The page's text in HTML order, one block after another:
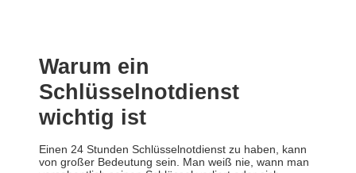
Warum ein
Schlüsselnotdienst
wichtig ist
Einen 24 Stunden Schlüsselnotdienst zu haben, kann
von großer Bedeutung sein. Man weiß nie, wann man